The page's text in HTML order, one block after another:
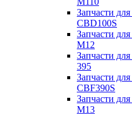
Запчасти
CBD100S
Запчасти
M12
Запчасти
395
Запчасти
CBF390S
Запчасти
M13